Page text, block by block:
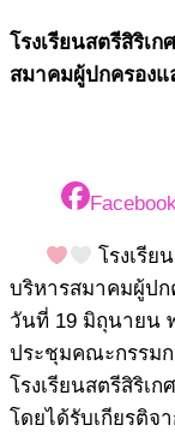
โรงเรียนสตรีสิริเ
สมาคมผู้ปกครองแ
โรงเรี
บริหารสมาคมผู้ปก
วันที่ 19 มิถุนายน
ประชุมคณะกรรม
โรงเรียนสตรีสิริเ
โดยได้รับเกียรติ